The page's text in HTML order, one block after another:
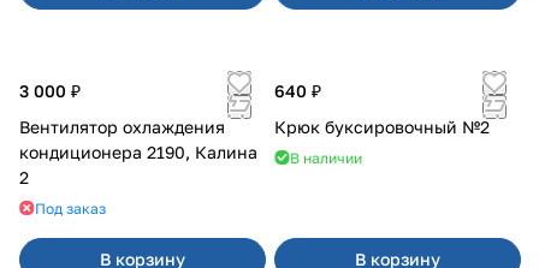
3 000 ₽
Вентилятор охлаждения
кондиционера 2190, Калина
2
Под заказ
В корзину
640 ₽
Крюк буксировочный №2
В наличии
В корзину